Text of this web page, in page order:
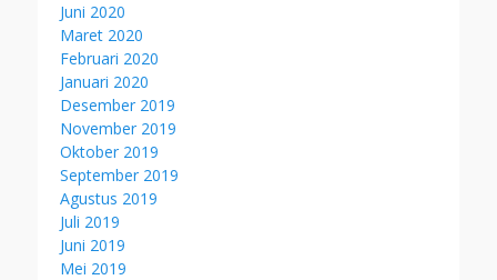
Juni 2020
Maret 2020
Februari 2020
Januari 2020
Desember 2019
November 2019
Oktober 2019
September 2019
Agustus 2019
Juli 2019
Juni 2019
Mei 2019